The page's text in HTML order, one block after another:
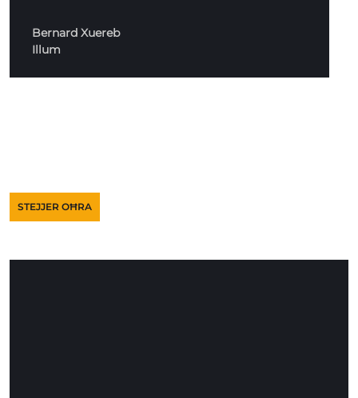
Bernard Xuereb
Illum
STEJJER OĦRA